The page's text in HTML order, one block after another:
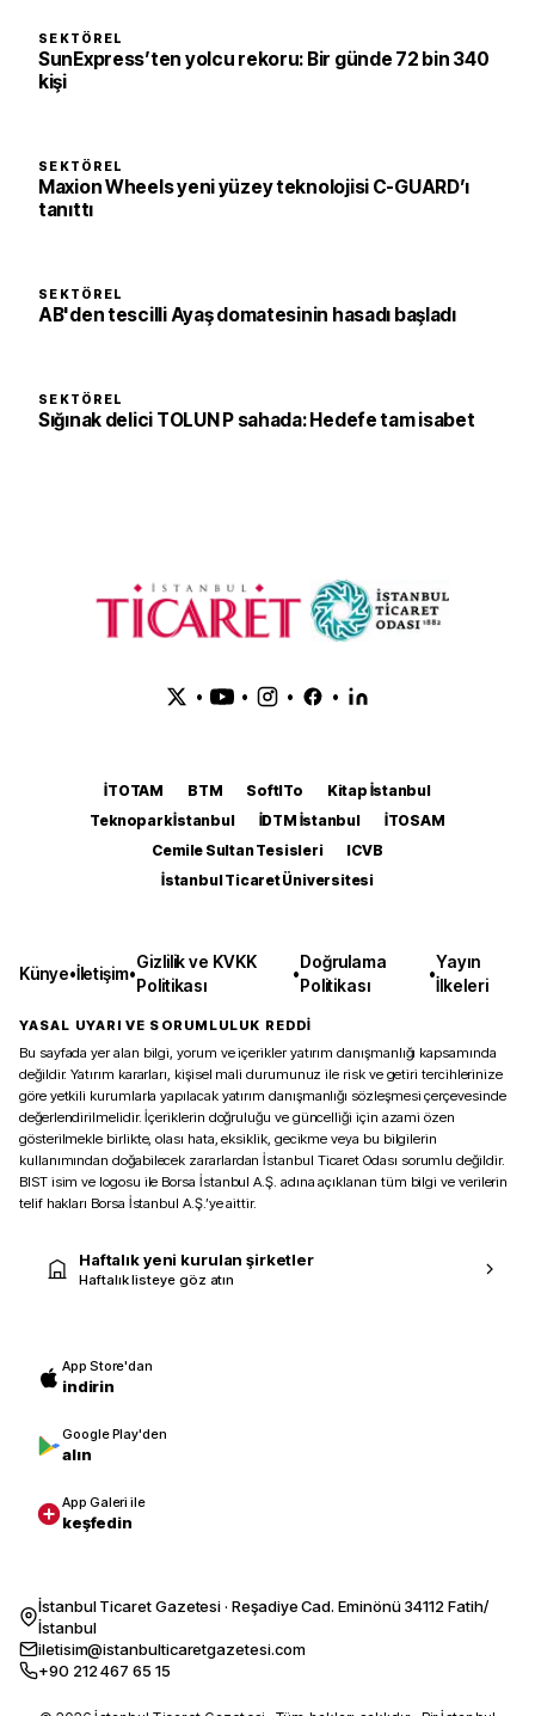
SEKTÖREL
SunExpress’ten yolcu rekoru: Bir günde 72 bin 340
kişi
SEKTÖREL
Maxion Wheels yeni yüzey teknolojisi C-GUARD’ı
tanıttı
SEKTÖREL
AB'den tescilli Ayaş domatesinin hasadı başladı
SEKTÖREL
Sığınak delici TOLUN P sahada: Hedefe tam isabet
• • • •
İTOTAM BTM SoftITo
Kitap İstanbul
Teknopark İstanbul
İDTM İstanbul
İTOSAM
Cemile Sultan Tesisleri
ICVB
İstanbul Ticaret Üniversitesi
Künye•İletişim•
Gizlilik ve KVKK
Politikası
•
Doğrulama
Politikası
•
Yayın
İlkeleri
YASAL UYARI VE SORUMLULUK REDDİ
Bu sayfada yer alan bilgi, yorum ve içerikler yatırım danışmanlığı kapsamında
değildir. Yatırım kararları, kişisel mali durumunuz ile risk ve getiri tercihlerinize
göre yetkili kurumlarla yapılacak yatırım danışmanlığı sözleşmesi çerçevesinde
değerlendirilmelidir. İçeriklerin doğruluğu ve güncelliği için azami özen
gösterilmekle birlikte, olası hata, eksiklik, gecikme veya bu bilgilerin
kullanımından doğabilecek zararlardan İstanbul Ticaret Odası sorumlu değildir.
BIST isim ve logosu ile Borsa İstanbul A.Ş. adına açıklanan tüm bilgi ve verilerin
telif hakları Borsa İstanbul A.Ş.’ye aittir.
Haftalık yeni kurulan şirketler
Haftalık listeye göz atın
App Store'dan
indirin
Google Play'den
alın
App Galeri ile
keşfedin
İstanbul Ticaret Gazetesi · Reşadiye Cad. Eminönü 34112 Fatih/
İstanbul
iletisim@istanbulticaretgazetesi.com
+90 212 467 65 15